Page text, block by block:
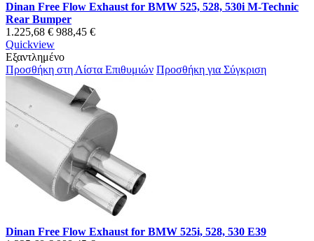
Dinan Free Flow Exhaust for BMW 525, 528, 530i M-Technic
Rear Bumper
1.225,68 € 988,45 €
Quickview
Εξαντλημένο
Προσθήκη στη Λίστα Επιθυμιών Προσθήκη για Σύγκριση
Dinan Free Flow Exhaust for BMW 525i, 528, 530 E39